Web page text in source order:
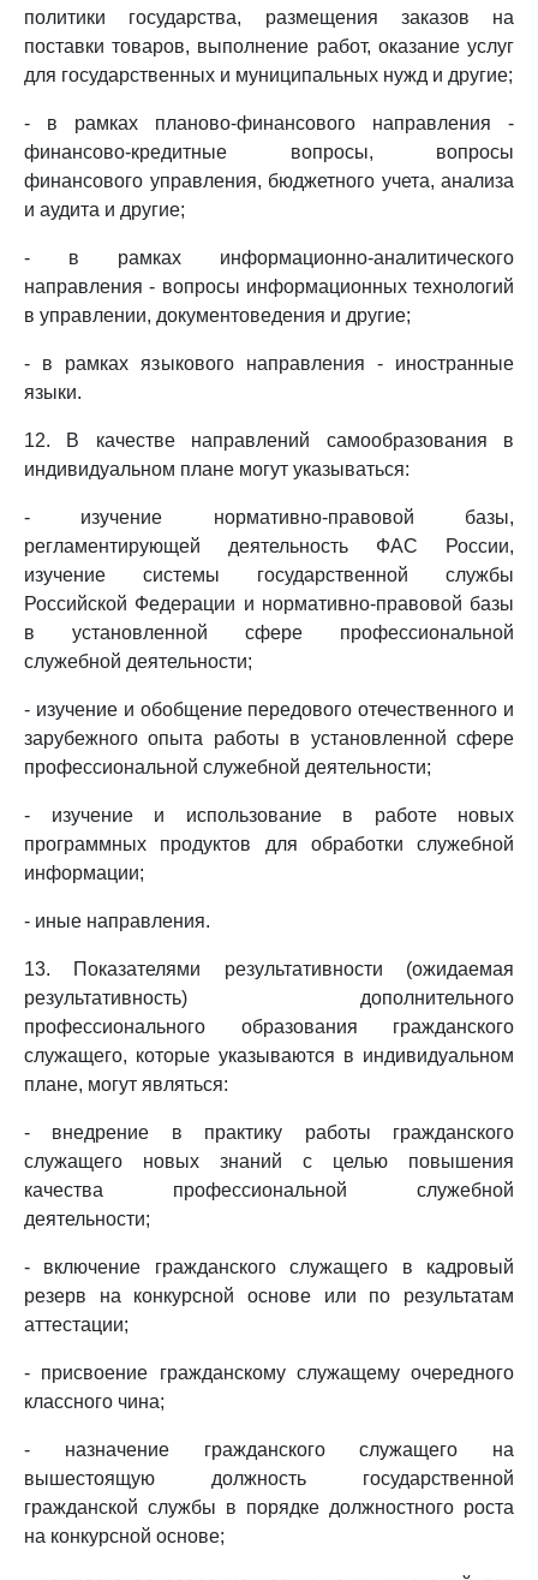
политики государства, размещения заказов на
поставки товаров, выполнение работ, оказание услуг
для государственных и муниципальных нужд и другие;
- в рамках планово-финансового направления -
финансово-кредитные вопросы, вопросы
финансового управления, бюджетного учета, анализа
и аудита и другие;
- в рамках информационно-аналитического
направления - вопросы информационных технологий
в управлении, документоведения и другие;
- в рамках языкового направления - иностранные
языки.
12. В качестве направлений самообразования в
индивидуальном плане могут указываться:
- изучение нормативно-правовой базы,
регламентирующей деятельность ФАС России,
изучение системы государственной службы
Российской Федерации и нормативно-правовой базы
в установленной сфере профессиональной
служебной деятельности;
- изучение и обобщение передового отечественного и
зарубежного опыта работы в установленной сфере
профессиональной служебной деятельности;
- изучение и использование в работе новых
программных продуктов для обработки служебной
информации;
- иные направления.
13. Показателями результативности (ожидаемая
результативность) дополнительного
профессионального образования гражданского
служащего, которые указываются в индивидуальном
плане, могут являться:
- внедрение в практику работы гражданского
служащего новых знаний с целью повышения
качества профессиональной служебной
деятельности;
- включение гражданского служащего в кадровый
резерв на конкурсной основе или по результатам
аттестации;
- присвоение гражданскому служащему очередного
классного чина;
- назначение гражданского служащего на
вышестоящую должность государственной
гражданской службы в порядке должностного роста
на конкурсной основе;